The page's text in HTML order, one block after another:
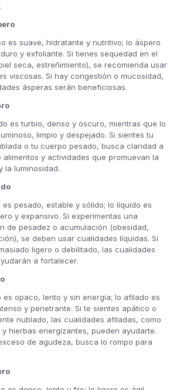
es suave, hidratante y nutritivo; lo áspero
y exfoliante. Si tienes sequedad en el
seca, estreñimiento), se recomienda usar
viscosas. Si hay congestión o mucosidad,
ásperas serán beneficiosas.
es turbio, denso y oscuro, mientras que lo
limpio y despejado. Si sientes tu
o tu cuerpo pesado, busca claridad a
alimentos y actividades que promuevan la
la luminosidad.
es pesado, estable y sólido; lo líquido es
y expansivo. Si experimentas una
de pesadez o acumulación (obesidad,
se deben usar cualidades líquidas. Si
ligero o debilitado, las cualidades
a fortalecer.
es opaco, lento y sin energía; lo afilado es
y penetrante. Si te sientes apático o
nublado, las cualidades afiladas, como
y hierbas energizantes, pueden ayudarte.
de agudeza, busca lo rompo para